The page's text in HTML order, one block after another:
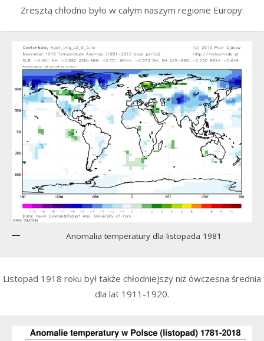
Zresztą chłodno było w całym naszym regionie Europy:
Anomalia temperatury dla listopada 1981
Listopad 1918 roku był także chłodniejszy niż ówczesna średnia
dla lat 1911-1920.